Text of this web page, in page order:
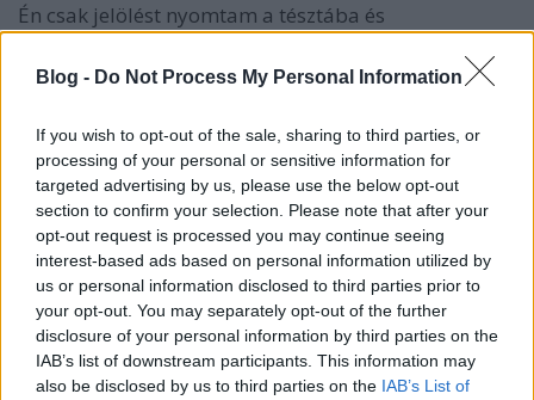
Blog - Do Not Process My Personal Information
If you wish to opt-out of the sale, sharing to third parties, or
processing of your personal or sensitive information for
targeted advertising by us, please use the below opt-out
section to confirm your selection. Please note that after your
opt-out request is processed you may continue seeing
interest-based ads based on personal information utilized by
us or personal information disclosed to third parties prior to
your opt-out. You may separately opt-out of the further
disclosure of your personal information by third parties on the
IAB’s list of downstream participants. This information may
also be disclosed by us to third parties on the IAB’s List of
Én csak jelölést nyomtam a tésztába és
derelyeszaggatóval körbevágtam. A tésztát
helyezzük a mélyedésbe, majd ujjainkkal óvatosan
nyomkodjuk bele és villával néhány helyen
felkarikázzuk a póréhagymát, összevágjuk a gombát
és ha kell a szalonnát. Egy serpenyőben a
póréhagymát pár percig pároljuk. Ezt követően
beletesszük a bacont és folyamatos kevergetés
mellett pirítjuk. Végül beleöntjük a gombát,
átforgatjuk és 1 dl száraz fehér borral
megbolondítjuk. Ha a bor elforrt, ízlés szerint
sózzuk, borsozzuk. A tölteléket egyenletesen elosztva
a mélyedésekbe adagoljuk.